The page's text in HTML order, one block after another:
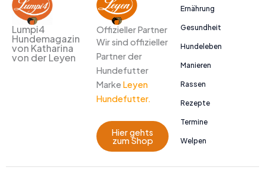
Lumpi4
Hundemagazin
von Katharina
von der Leyen
Offizieller Partner
Wir sind offizieller
Partner der
Hundefutter
Marke Leyen
Hundefutter.
Hier gehts
zum Shop
Ernährung
Gesundheit
Hundeleben
Manieren
Rassen
Rezepte
Termine
Welpen